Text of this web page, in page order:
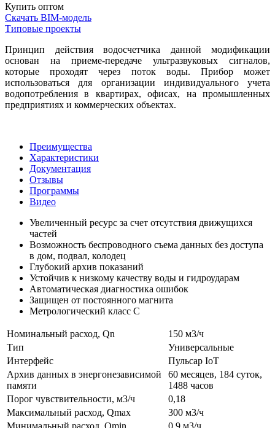
Купить оптом
Скачать BIM-модель
Типовые проекты
Принцип действия водосчетчика данной модификации
основан на приеме-передаче ультразвуковых сигналов,
которые проходят через поток воды. Прибор может
использоваться для организации индивидуального учета
водопотребления в квартирах, офисах, на промышленных
предприятиях и коммерческих объектах.
Преимущества
Характеристики
Документация
Отзывы
Программы
Видео
Увеличенный ресурс за счет отсутствия движущихся
частей
Возможность беспроводного съема данных без доступа
в дом, подвал, колодец
Глубокий архив показаний
Устойчив к низкому качеству воды и гидроударам
Автоматическая диагностика ошибок
Защищен от постоянного магнита
Метрологический класс С
Номинальный расход, Qn
150 м3/ч
Тип
Универсальные
Интерфейс
Пульсар IoT
Архив данных в энергонезависимой
памяти
60 месяцев, 184 суток,
1488 часов
Порог чувствительности, м3/ч
0,18
Максимальный расход, Qmax
300 м3/ч
Минимальный расход, Qmin
0,9 м3/ч